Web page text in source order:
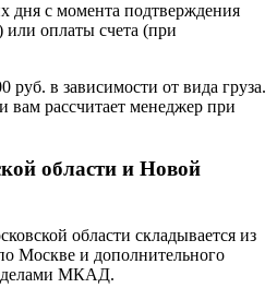
дня с момента подтверждения
или оплаты счета (при
руб. в зависимости от вида груза.
вам рассчитает менеджер при
области и Новой
области складывается из
Москве и дополнительного
МКАД.